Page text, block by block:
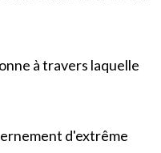
à travers laquelle
d'extrême